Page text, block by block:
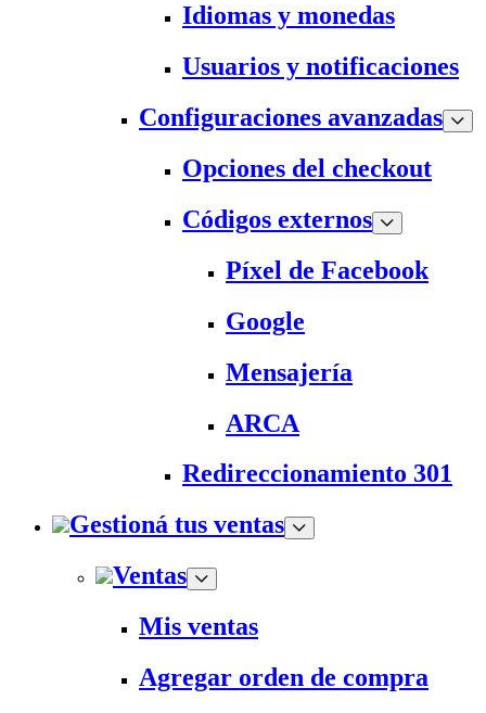
Idiomas y monedas
Usuarios y notificaciones
Configuraciones avanzadas
Opciones del checkout
Códigos externos
Píxel de Facebook
Google
Mensajería
ARCA
Redireccionamiento 301
Gestioná tus ventas
Ventas
Mis ventas
Agregar orden de compra